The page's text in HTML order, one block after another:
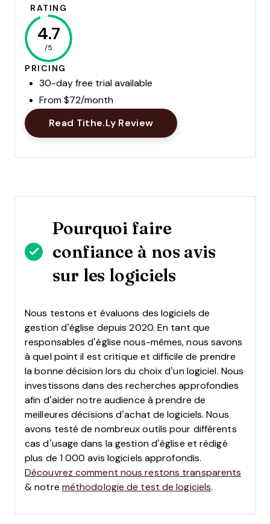
RATING
4.7
/5
PRICING
30-day free trial available
From $72/month
Read Tithe.ly ReviewOpens New Window
Pourquoi faire
confiance à nos avis
sur les logiciels
Nous testons et évaluons des logiciels de
gestion d’église depuis 2020. En tant que
responsables d’église nous-mêmes, nous savons
à quel point il est critique et difficile de prendre
la bonne décision lors du choix d’un logiciel. Nous
investissons dans des recherches approfondies
afin d’aider notre audience à prendre de
meilleures décisions d’achat de logiciels. Nous
avons testé de nombreux outils pour différents
cas d’usage dans la gestion d’église et rédigé
plus de 1 000 avis logiciels approfondis.
Découvrez comment nous restons transparents
& notre méthodologie de test de logiciels.